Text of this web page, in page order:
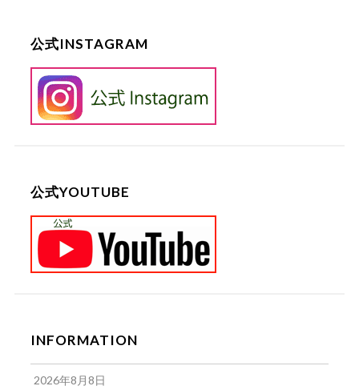
公式INSTAGRAM
公式YOUTUBE
INFORMATION
2026年8月8日